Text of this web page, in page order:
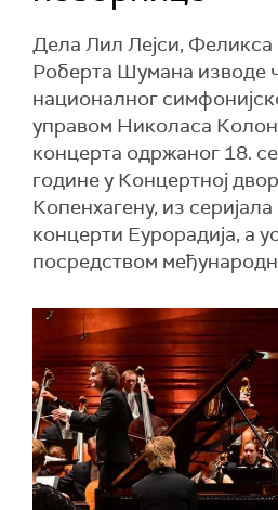
Дела Лил Лејси,
Роберта Шумана изводе
националног
управом Николаса
концерта одржаног 18.
године у Концертној
Копенхагену, из
концерти Еурорадија, а
посредством